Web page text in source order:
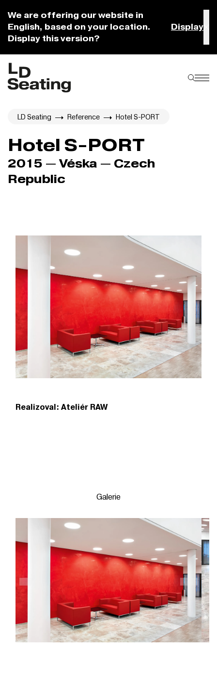
We are offering our website in
English, based on your location.
Display this version?
Display
LD Seating Reference Hotel S-PORT
Hotel S-PORT
2015 — Véska — Czech
Republic
Realizoval: Ateliér RAW
Galerie